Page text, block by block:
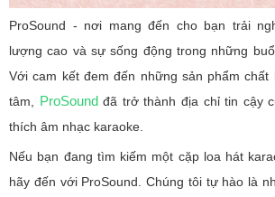
ProSound - nơi mang đến cho bạn trải
lượng cao và sự sống động trong những
Với cam kết đem đến những sản phẩm
tâm, ProSound đã trở thành địa chỉ tin cậy
thích âm nhạc karaoke.
Nếu bạn đang tìm kiếm một cặp loa hát
hãy đến với ProSound. Chúng tôi tự hào là